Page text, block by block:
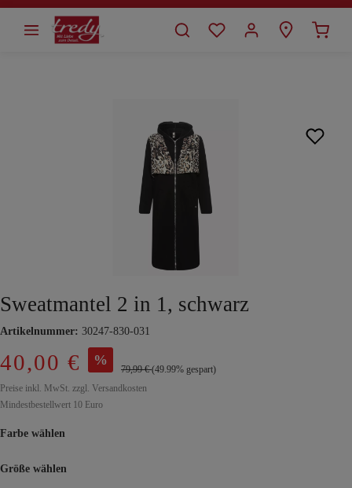
springen
Sweatmantel 2 in 1, schwarz
Artikelnummer: 30247-830-031
40,00 € %
79,99 €(49.99% gespart)
Preise inkl. MwSt. zzgl. Versandkosten
Mindestbestellwert 10 Euro
Farbe wählen
Größe wählen